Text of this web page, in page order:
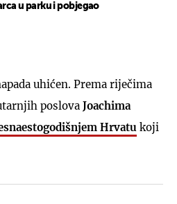
u parku i pobjegao
uhićen. Prema riječima
poslova Joachima
Hrvatu koji